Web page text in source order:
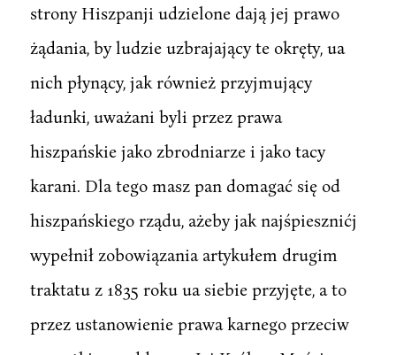
strony Hiszpanji udzielone dają jej prawo
żądania, by ludzie uzbrajający te okręty, ua
nich płynący, jak również przyjmujący
ładunki, uważani byli przez prawa
hiszpańskie jako zbrodniarze i jako tacy
karani. Dla tego masz pan domagać się od
hiszpańskiego rządu, ażeby jak najśpiesznićj
wypełnił zobowiązania artykułem drugim
traktatu z 1835 roku ua siebie przyjęte, a to
przez ustanowienie prawa karnego przeciw